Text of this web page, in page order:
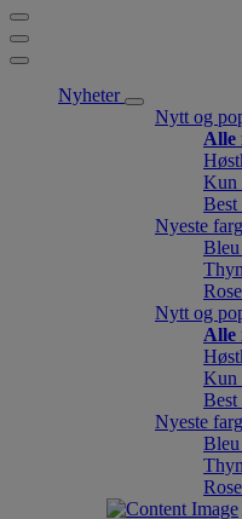
Nyheter
Nytt og
Alle
Kun
Best
Nyeste
Nytt og
Alle
Kun
Best
Nyeste